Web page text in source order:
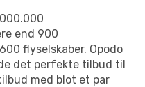
end 900
flyselskaber. Opodo
det perfekte tilbud til
med blot et par